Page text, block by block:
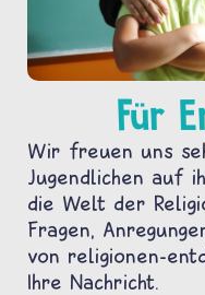
Für
Wir freuen uns
Jugendlichen auf
die Welt der
Fragen,
von religionen-
Ihre Nachricht.